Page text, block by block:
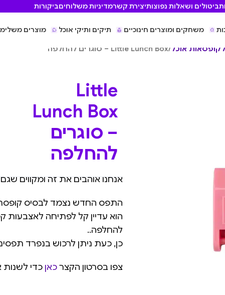
ביטולים ושאלות נפוצותיצירת קשרמדיניות משלוחיםביקורות
משחקים ומוצרים חינוכיים תיקים ותיקי אוכל מוצרים
אוכל /Little Lunch Box – סוגרים להחלפה
Little
Lunch Box
– סוגרים
להחלפה
אנחנו אוהבים את זה ומקווים
התפס החדש נצמד לבסיס
הוא עדיין קל לפתיחה לאצבעות
להחלפה..
כן, כעת ניתן לרכוש בנפרד תפסים
צפו בסרטון הקצרכאן כדי